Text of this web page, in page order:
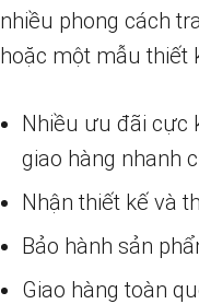
nhiều phong cách
hoặc một mẫu thiết
Nhiều ưu đãi cực
giao hàng nhanh
Nhận thiết kế và
Bảo hành sản
Giao hàng toàn